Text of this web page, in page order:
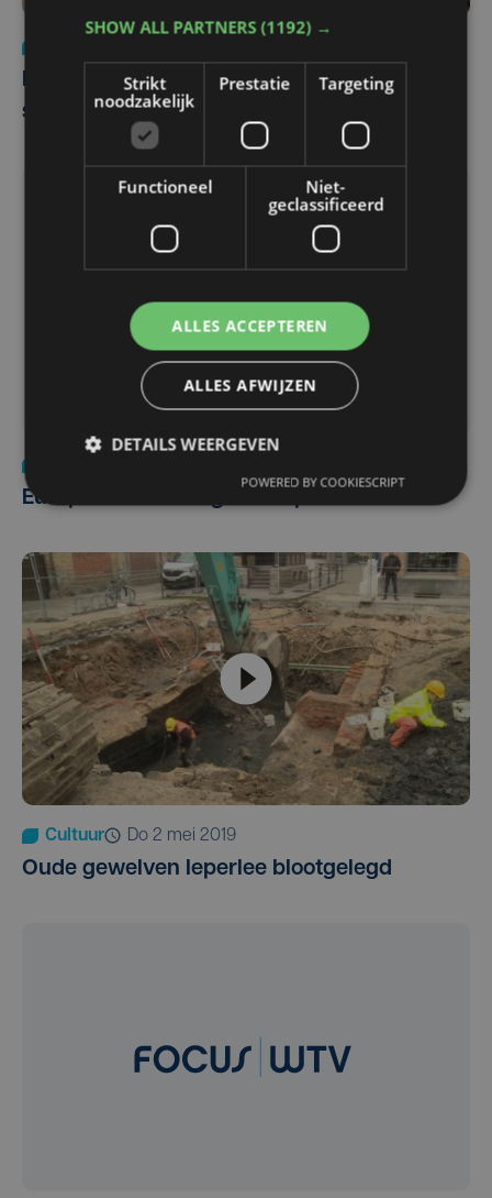
Familie schenkt Yper Museum unieke
stukken kant
Europese erkenning voor Yper Museum
Cultuur do 2 mei 2019
Oude gewelven Ieperlee blootgelegd
SHOW ALL PARTNERS(1192) →
Strikt
noodzakelijk
Prestatie Targeting
Functioneel
Niet-
geclassificeerd
ALLES ACCEPTEREN
ALLES AFWIJZEN
DETAILS WEERGEVEN
POWERED BY COOKIESCRIPT